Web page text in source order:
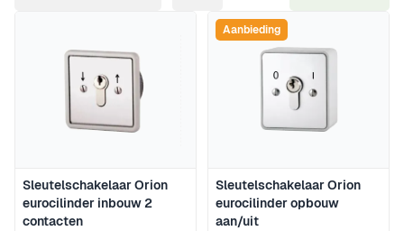
Sleutelschakelaar Orion
eurocilinder inbouw 2
contacten
Sleutelschakelaar Orion
eurocilinder opbouw
aan/uit
Aanbieding